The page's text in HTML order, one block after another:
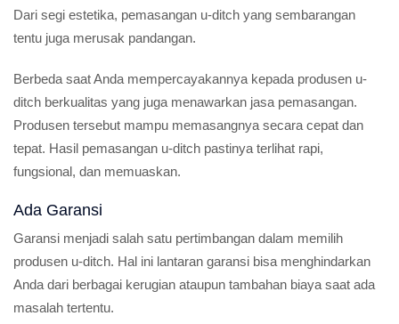
Dari segi estetika, pemasangan u-ditch yang sembarangan
tentu juga merusak pandangan.
Berbeda saat Anda mempercayakannya kepada produsen u-
ditch berkualitas yang juga menawarkan jasa pemasangan.
Produsen tersebut mampu memasangnya secara cepat dan
tepat. Hasil pemasangan u-ditch pastinya terlihat rapi,
fungsional, dan memuaskan.
Ada Garansi
Garansi menjadi salah satu pertimbangan dalam memilih
produsen u-ditch. Hal ini lantaran garansi bisa menghindarkan
Anda dari berbagai kerugian ataupun tambahan biaya saat ada
masalah tertentu.